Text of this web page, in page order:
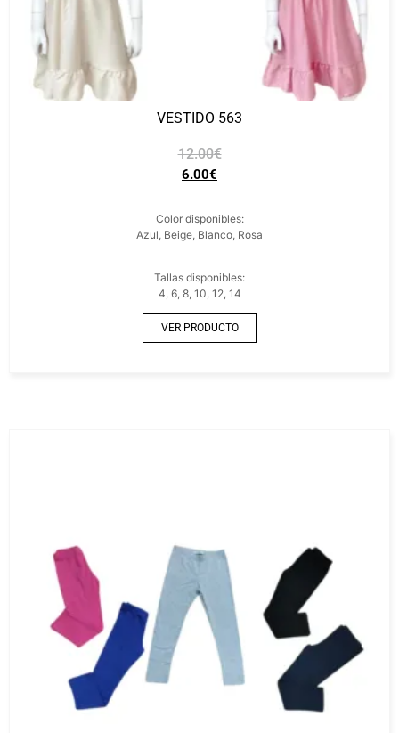
VESTIDO 563
12.00€
6.00€
Color disponibles:
Azul, Beige, Blanco, Rosa
Tallas disponibles:
4, 6, 8, 10, 12, 14
VER PRODUCTO